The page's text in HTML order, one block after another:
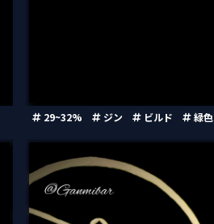
29~32% ジン ビルド 緑色